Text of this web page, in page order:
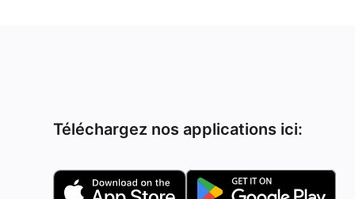
Téléchargez nos applications ici: